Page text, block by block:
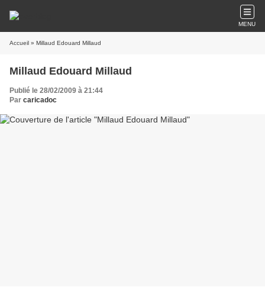
MENU
Accueil » Millaud Edouard Millaud
Millaud Edouard Millaud
Publié le 28/02/2009 à 21:44
Par caricadoc